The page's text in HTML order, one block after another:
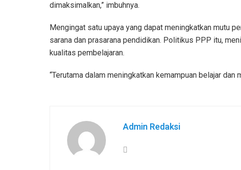
dimaksimalkan,” imbuhnya.
Mengingat satu upaya yang dapat meningkatkan mutu
sarana dan prasarana pendidikan. Politikus PPP itu,
kualitas pembelajaran.
“Terutama dalam meningkatkan kemampuan belajar dan
Admin Redaksi